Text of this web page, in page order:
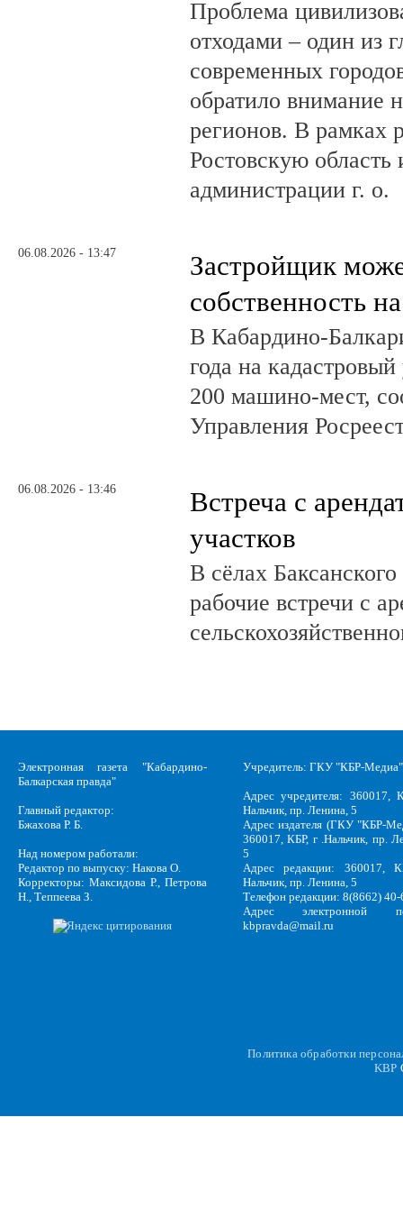
Проблема
отходами – один из
современных
обратило внимание
регионов. В рамках
Ростовскую
администрации г. о.
06.08.2026 - 13:47
Застройщик
собственность
В Кабардино-
года на
200 машино-мест,
Управления
06.08.2026 - 13:46
Встреча с
участков
В сёлах
рабочие встречи с
Электронная газета "Кабардино-
Балкарская правда"
Главный редактор:
Бжахова Р. Б.
Над номером работали:
Редактор по выпуску: Накова О.
Корректоры: Максидова Р., Петрова
Н., Теппеева З.
Учредитель: ГКУ "КБР-Медиа"
Адрес учредителя: 360017,
Нальчик, пр. Ленина, 5
Адрес издателя (ГКУ "КБР-
360017, КБР, г .Нальчик, пр.
5
Адрес редакции: 360017,
Нальчик, пр. Ленина, 5
Телефон редакции: 8(8662)
Адрес электронной
kbpravda@mail.ru
Политика обработки
KBP